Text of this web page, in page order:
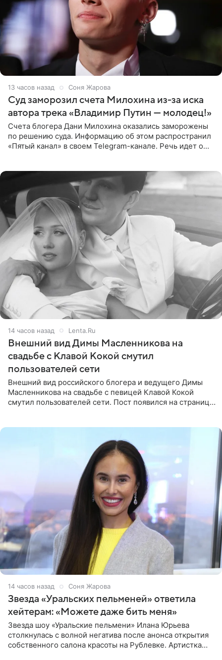
13 часов назад Соня Жарова
Суд заморозил счета Милохина из-за иска
автора трека «Владимир Путин — молодец!»
Счета блогера Дани Милохина оказались заморожены
по решению суда. Информацию об этом распространил
«Пятый канал» в своем Telegram-канале. Речь идет о
14 часов назад Lenta.Ru
Внешний вид Димы Масленникова на
свадьбе с Клавой Кокой смутил
пользователей сети
Внешний вид российского блогера и ведущего Димы
Масленникова на свадьбе с певицей Клавой Кокой
смутил пользователей сети. Пост появился на странице
14 часов назад Соня Жарова
Звезда «Уральских пельменей» ответила
хейтерам: «Можете даже бить меня»
Звезда шоу «Уральские пельмени» Илана Юрьева
столкнулась с волной негатива после анонса открытия
собственного салона красоты на Рублевке. Артистка